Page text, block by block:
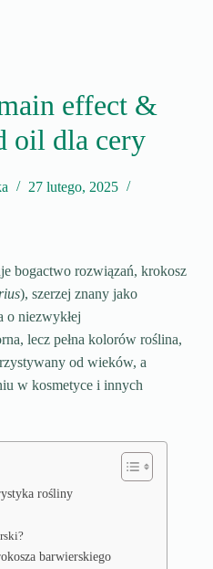
effect &
oil dla cery
27 lutego, 2025
bogactwo rozwiązań, krokosz
), szerzej znany jako
o niezwykłej
lecz pełna kolorów roślina,
od wieków, a
w kosmetyce i innych
rośliny
barwierskiego